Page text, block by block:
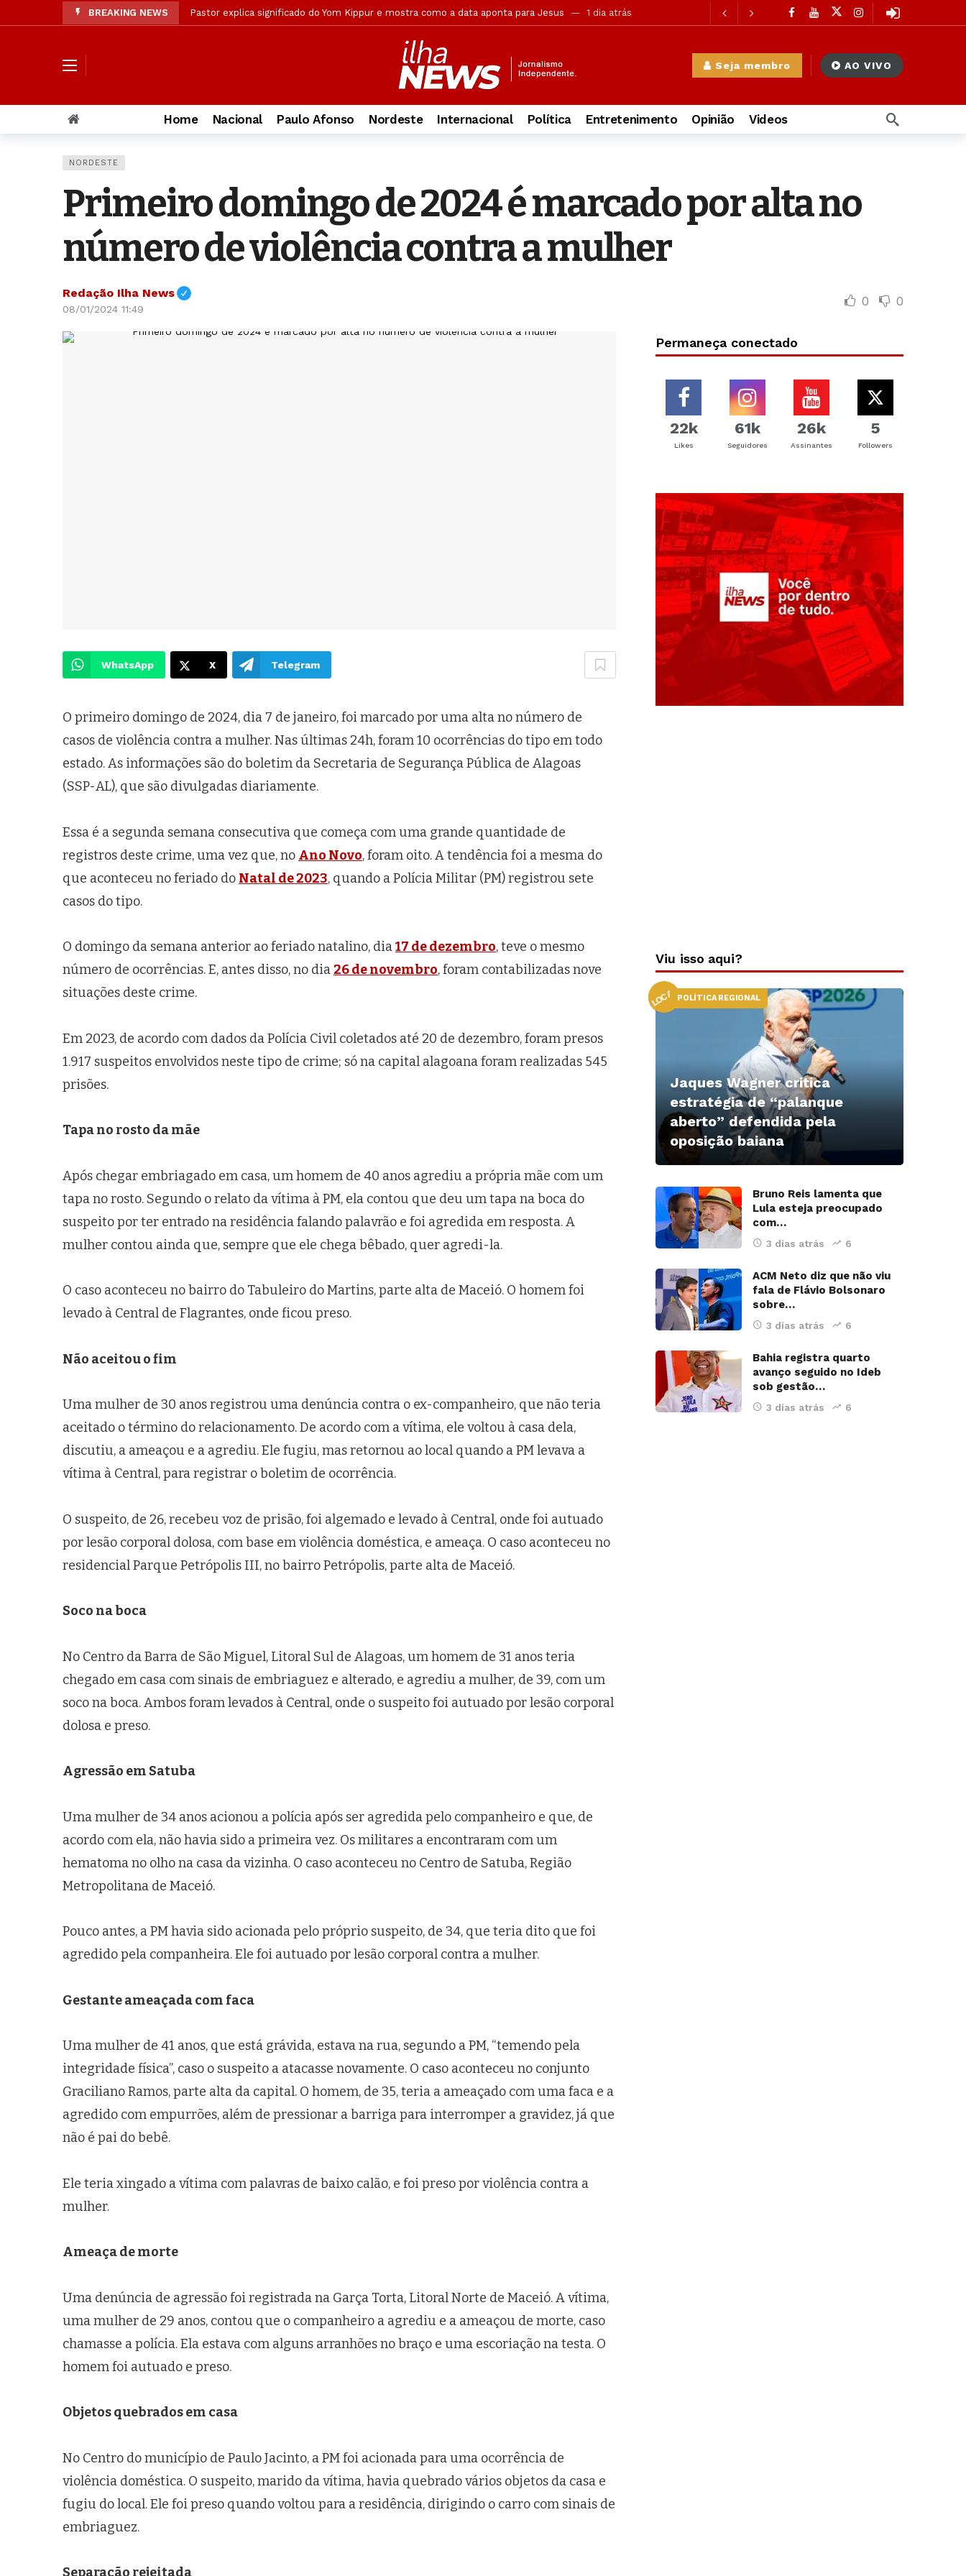
BREAKING NEWS Antes da volta às aulas, educadores cristãos percorrem escola em oração: ‘É a nossa missão’
Pesquisa: Cristãos em pequenos grupos têm maior engajamento bíblico e vida espiritual ativa
Acusada de matar PM, muda versão, mas acusação desmonta tese de legítima defesa
Cães farejadores e embarcações reforçam buscas por jovem no Pontal da Barra 2 dias atrás
Cristãos estão entre os que mais usam IA, revela pesquisa 2 minutos atrás
Seja membro AO VIVO
Home Nacional Paulo Afonso Nordeste Internacional Política Entretenimento Opinião Videos
NORDESTE
Primeiro domingo de 2024 é marcado por alta no
número de violência contra a mulher
Redação Ilha News
08/01/2024 11:49
0 0
WhatsApp X Telegram
O primeiro domingo de 2024, dia 7 de janeiro, foi marcado por uma alta no número de
casos de violência contra a mulher. Nas últimas 24h, foram 10 ocorrências do tipo em todo
estado. As informações são do boletim da Secretaria de Segurança Pública de Alagoas
(SSP-AL), que são divulgadas diariamente.
Essa é a segunda semana consecutiva que começa com uma grande quantidade de
registros deste crime, uma vez que, no Ano Novo, foram oito. A tendência foi a mesma do
que aconteceu no feriado do Natal de 2023, quando a Polícia Militar (PM) registrou sete
casos do tipo.
O domingo da semana anterior ao feriado natalino, dia17 de dezembro, teve o mesmo
número de ocorrências. E, antes disso, no dia 26 de novembro, foram contabilizadas nove
situações deste crime.
Em 2023, de acordo com dados da Polícia Civil coletados até 20 de dezembro, foram presos
1.917 suspeitos envolvidos neste tipo de crime; só na capital alagoana foram realizadas 545
prisões.
Tapa no rosto da mãe
Após chegar embriagado em casa, um homem de 40 anos agrediu a própria mãe com um
tapa no rosto. Segundo o relato da vítima à PM, ela contou que deu um tapa na boca do
suspeito por ter entrado na residência falando palavrão e foi agredida em resposta. A
mulher contou ainda que, sempre que ele chega bêbado, quer agredi-la.
O caso aconteceu no bairro do Tabuleiro do Martins, parte alta de Maceió. O homem foi
levado à Central de Flagrantes, onde ficou preso.
Não aceitou o fim
Uma mulher de 30 anos registrou uma denúncia contra o ex-companheiro, que não teria
aceitado o término do relacionamento. De acordo com a vítima, ele voltou à casa dela,
discutiu, a ameaçou e a agrediu. Ele fugiu, mas retornou ao local quando a PM levava a
vítima à Central, para registrar o boletim de ocorrência.
O suspeito, de 26, recebeu voz de prisão, foi algemado e levado à Central, onde foi autuado
por lesão corporal dolosa, com base em violência doméstica, e ameaça. O caso aconteceu no
residencial Parque Petrópolis III, no bairro Petrópolis, parte alta de Maceió.
Soco na boca
No Centro da Barra de São Miguel, Litoral Sul de Alagoas, um homem de 31 anos teria
chegado em casa com sinais de embriaguez e alterado, e agrediu a mulher, de 39, com um
soco na boca. Ambos foram levados à Central, onde o suspeito foi autuado por lesão corporal
dolosa e preso.
Agressão em Satuba
Uma mulher de 34 anos acionou a polícia após ser agredida pelo companheiro e que, de
acordo com ela, não havia sido a primeira vez. Os militares a encontraram com um
hematoma no olho na casa da vizinha. O caso aconteceu no Centro de Satuba, Região
Metropolitana de Maceió.
Pouco antes, a PM havia sido acionada pelo próprio suspeito, de 34, que teria dito que foi
agredido pela companheira. Ele foi autuado por lesão corporal contra a mulher.
Gestante ameaçada com faca
Uma mulher de 41 anos, que está grávida, estava na rua, segundo a PM, “temendo pela
integridade física”, caso o suspeito a atacasse novamente. O caso aconteceu no conjunto
Graciliano Ramos, parte alta da capital. O homem, de 35, teria a ameaçado com uma faca e a
agredido com empurrões, além de pressionar a barriga para interromper a gravidez, já que
não é pai do bebê.
Ele teria xingado a vítima com palavras de baixo calão, e foi preso por violência contra a
mulher.
Ameaça de morte
Uma denúncia de agressão foi registrada na Garça Torta, Litoral Norte de Maceió. A vítima,
uma mulher de 29 anos, contou que o companheiro a agrediu e a ameaçou de morte, caso
chamasse a polícia. Ela estava com alguns arranhões no braço e uma escoriação na testa. O
homem foi autuado e preso.
Objetos quebrados em casa
No Centro do município de Paulo Jacinto, a PM foi acionada para uma ocorrência de
violência doméstica. O suspeito, marido da vítima, havia quebrado vários objetos da casa e
fugiu do local. Ele foi preso quando voltou para a residência, dirigindo o carro com sinais de
embriaguez.
Separação rejeitada
Permaneça conectado
22k
Likes
61k
Seguidores
26k
Assinantes
5
Followers
Viu isso aqui?
LOCALPOLÍTICA REGIONAL
Jaques Wagner critica
estratégia de “palanque
aberto” defendida pela
oposição baiana
Bruno Reis lamenta que
Lula esteja preocupado
com…
3 dias atrás 6
ACM Neto diz que não viu
fala de Flávio Bolsonaro
sobre…
3 dias atrás 6
Bahia registra quarto
avanço seguido no Ideb
sob gestão…
3 dias atrás 6